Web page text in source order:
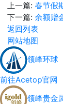
上一篇: 春节假
下一篇: 余额赠
返回列表
网站地图
领峰环球
前往Acetop官网
领峰贵金